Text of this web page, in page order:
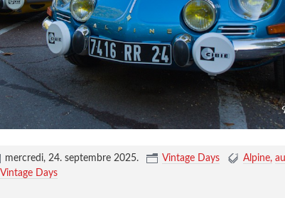
mercredi, 24. septembre 2025. Vintage Days Alpine
Vintage Days